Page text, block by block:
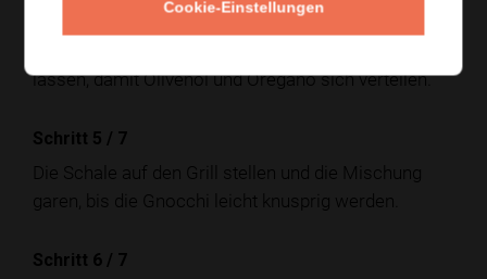
lassen, damit Olivenöl und Oregano sich verteilen.
Schritt 5 / 7
Die Schale auf den Grill stellen und die Mischung
garen, bis die Gnocchi leicht knusprig werden.
Schritt 6 / 7
Cookie-Einstellungen